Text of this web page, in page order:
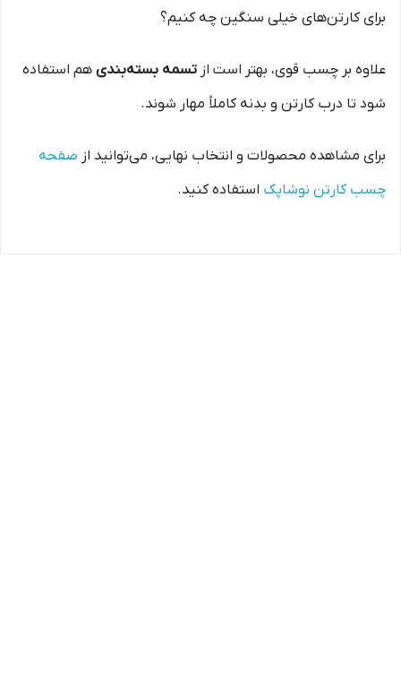
برای کارتن‌های خیلی سنگین چه کنیم؟
علاوه بر چسب قوی، بهتر است از تسمه بسته‌بندی هم استفاده
شود تا درب کارتن و بدنه کاملاً مهار شوند.
برای مشاهده محصولات و انتخاب نهایی، می‌توانید از صفحه
چسب کارتن نوشاپک استفاده کنید.